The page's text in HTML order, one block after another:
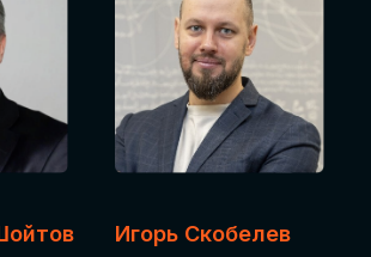
Игорь Скобелев